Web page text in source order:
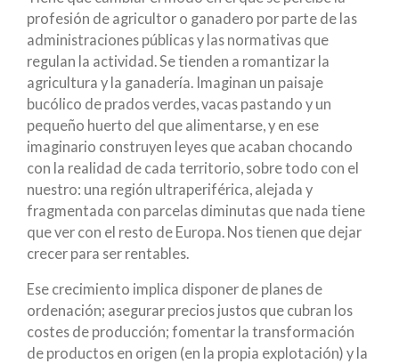
profesión de agricultor o ganadero por parte de las
administraciones públicas y las normativas que
regulan la actividad. Se tienden a romantizar la
agricultura y la ganadería. Imaginan un paisaje
bucólico de prados verdes, vacas pastando y un
pequeño huerto del que alimentarse, y en ese
imaginario construyen leyes que acaban chocando
con la realidad de cada territorio, sobre todo con el
nuestro: una región ultraperiférica, alejada y
fragmentada con parcelas diminutas que nada tiene
que ver con el resto de Europa. Nos tienen que dejar
crecer para ser rentables.
Ese crecimiento implica disponer de planes de
ordenación; asegurar precios justos que cubran los
costes de producción; fomentar la transformación
de productos en origen (en la propia explotación) y la